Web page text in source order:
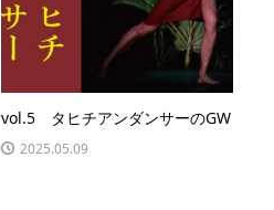
vol.5 タヒチアンダンサーのGW
2025.05.09